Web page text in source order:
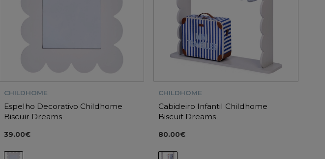
CHILDHOME
Espelho Decorativo Childhome
Biscuir Dreams
39.00€
CHILDHOME
Cabideiro Infantil Childhome
Biscuit Dreams
80.00€